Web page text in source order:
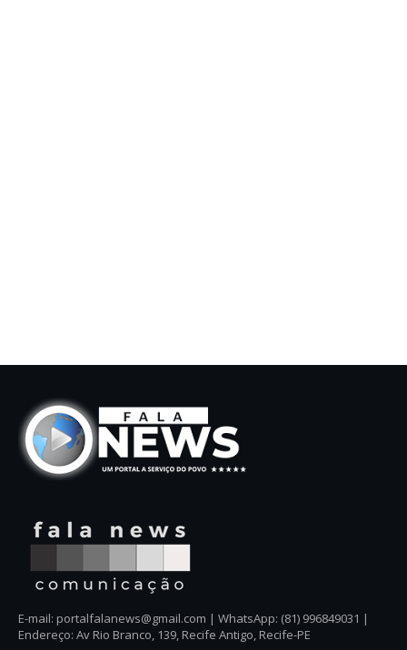
E-mail: portalfalanews@gmail.com | WhatsApp: (81) 996849031 |
Endereço: Av Rio Branco, 139, Recife Antigo, Recife-PE